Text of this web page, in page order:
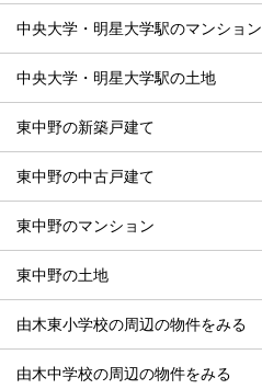
中央大学・明星大学駅のマンション
中央大学・明星大学駅の土地
東中野の新築戸建て
東中野の中古戸建て
東中野のマンション
東中野の土地
由木東小学校の周辺の物件をみる
由木中学校の周辺の物件をみる